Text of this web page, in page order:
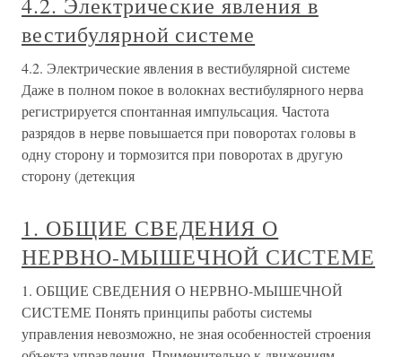
вестибулярной системе
4.2. Электрические явления в вестибулярной системе
Даже в полном покое в волокнах вестибулярного нерва
регистрируется спонтанная импульсация. Частота
разрядов в нерве повышается при поворотах головы в
одну сторону и тормозится при поворотах в другую
сторону (детекция
1. ОБЩИЕ СВЕДЕНИЯ О
НЕРВНО-МЫШЕЧНОЙ СИСТЕМЕ
1. ОБЩИЕ СВЕДЕНИЯ О НЕРВНО-МЫШЕЧНОЙ
СИСТЕМЕ Понять принципы работы системы
управления невозможно, не зная особенностей строения